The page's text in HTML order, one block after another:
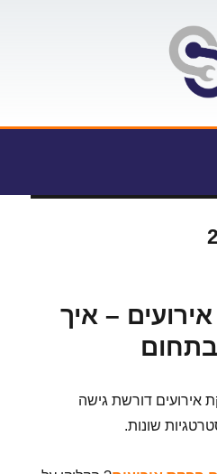
– איך
אירועים דורשת גישה
שונות.